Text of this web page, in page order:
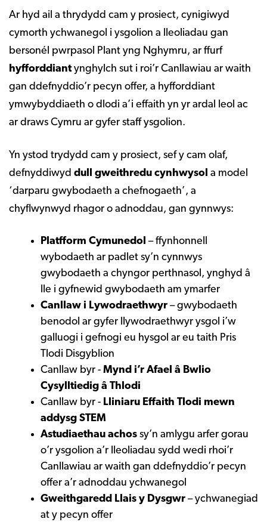
Ar hyd ail a thrydydd cam y prosiect, cynigiwyd
cymorth ychwanegol i ysgolion a lleoliadau gan
bersonél pwrpasol Plant yng Nghymru, ar ffurf
hyfforddiantynghylch sut i roi’r Canllawiau ar waith
gan ddefnyddio’r pecyn offer, a hyfforddiant
ymwybyddiaeth o dlodi a’i effaith yn yr ardal leol ac
ar draws Cymru ar gyfer staff ysgolion.
Yn ystod trydydd cam y prosiect, sef y cam olaf,
defnyddiwyd dull gweithredu cynhwysol a model
‘darparu gwybodaeth a chefnogaeth’, a
chyflwynwyd rhagor o adnoddau, gan gynnwys:
Platfform Cymunedol – ffynhonnell
wybodaeth ar padlet sy’n cynnwys
gwybodaeth a chyngor perthnasol, ynghyd â
lle i gyfnewid gwybodaeth am ymarfer
Canllaw i Lywodraethwyr – gwybodaeth
benodol ar gyfer llywodraethwyr ysgol i’w
galluogi i gefnogi eu hysgol ar eu taith Pris
Tlodi Disgyblion
Canllaw byr - Mynd i’r Afael â Bwlio
Cysylltiedig â Thlodi
Canllaw byr - Lliniaru Effaith Tlodi mewn
addysg STEM
Astudiaethau achos sy’n amlygu arfer gorau
o’r ysgolion a’r lleoliadau sydd wedi rhoi’r
Canllawiau ar waith gan ddefnyddio’r pecyn
offer a’r adnoddau ychwanegol
Gweithgaredd Llais y Dysgwr – ychwanegiad
at y pecyn offer